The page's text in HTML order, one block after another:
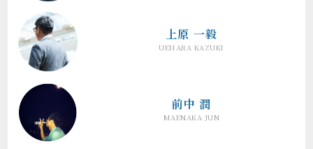
上原 一毅
UEHARA KAZUKI
前中 潤
MAENAKA JUN